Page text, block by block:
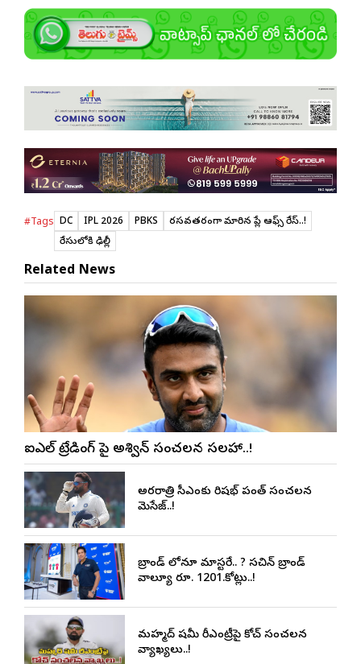
#Tags DC IPL 2026 PBKS
రసవత్తరంగా మారిన ప్లే ఆఫ్స్ రేస్..!
రేసులోకి ఢిల్లీ
Related News
ఐపీఎల్ ట్రేడింగ్ పై అశ్విన్ సంచలన సలహా..!
అర్థరాత్రి సీఎంకు రిషభ్ పంత్ సంచలన
మెసేజ్..!
బ్రాండ్ లోనూ మాస్టరే.. ? సచిన్ బ్రాండ్
వాల్యూ రూ. 1201.కోట్లు..!
మహ్మద్ షమీ రీఎంట్రీపై కోచ్ సంచలన
వ్యాఖ్యలు..!